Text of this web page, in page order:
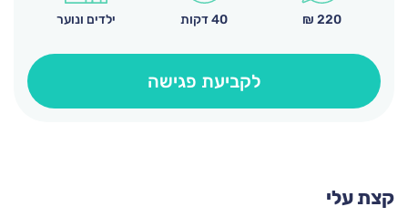
220
₪ 40 דקות ילדים ונוער
לקביעת פגישה
קצת עלי